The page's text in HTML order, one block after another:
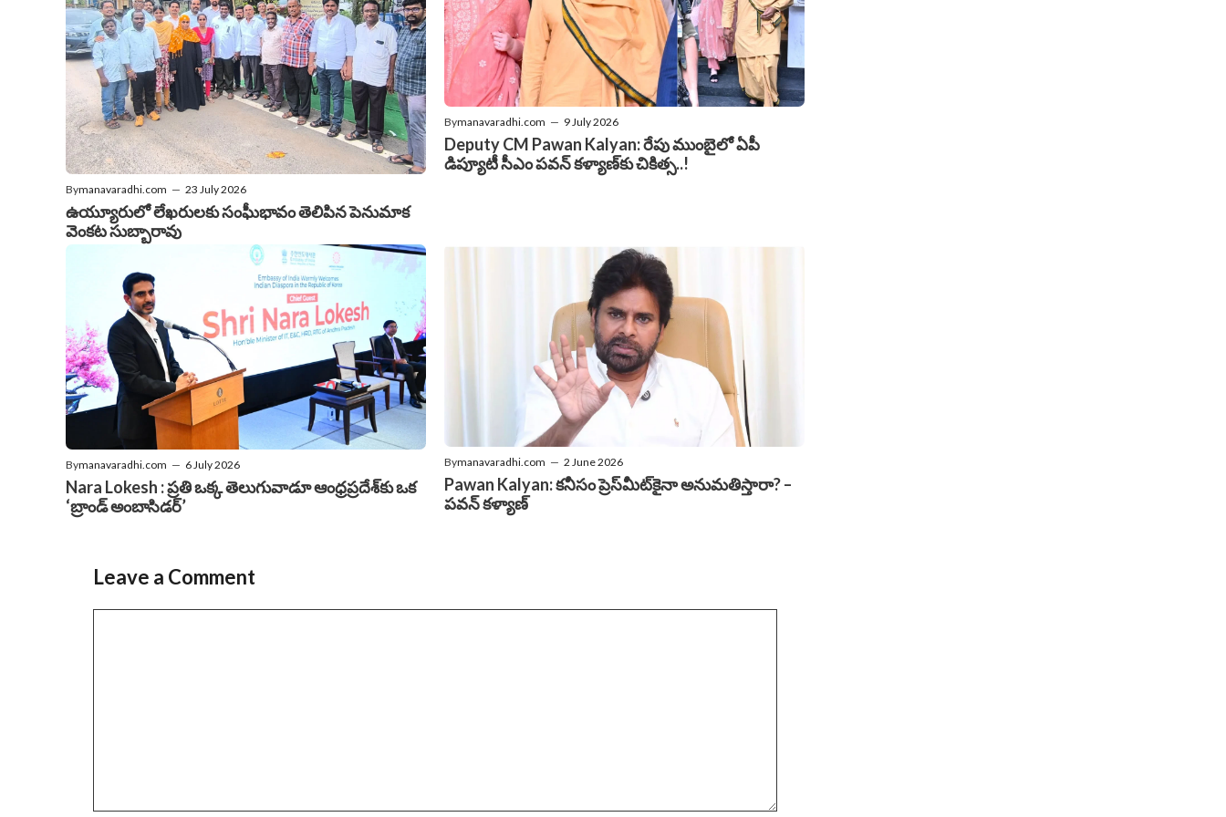
Bymanavaradhi.com — 23 July 2026
ఉయ్యూరులో లేఖరులకు సంఘీభావం తెలిపిన పెనుమాక
వెంకట సుబ్బారావు
Bymanavaradhi.com — 9 July 2026
Deputy CM Pawan Kalyan: రేపు ముంబైలో ఏపీ
డిప్యూటీ సీఎం పవన్‌ కళ్యాణ్‌కు చికిత్స..!
Bymanavaradhi.com — 6 July 2026
Nara Lokesh : ప్రతి ఒక్క తెలుగువాడూ ఆంధ్రప్రదేశ్‌కు ఒక
‘బ్రాండ్ అంబాసిడర్’
Bymanavaradhi.com — 2 June 2026
Pawan Kalyan: కనీసం ప్రెస్‌మీట్‌కైనా అనుమతిస్తారా? –
పవన్ కళ్యాణ్
Leave a Comment